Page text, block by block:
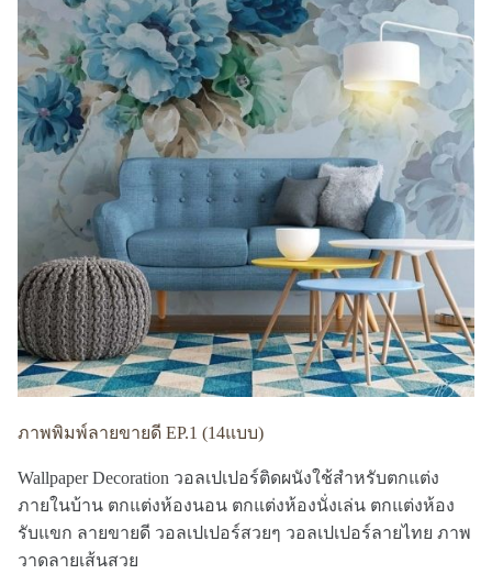
ภาพพิมพ์ลายขายดี EP.1 (14แบบ)
Wallpaper Decoration วอลเปเปอร์ติดผนังใช้สำหรับตกแต่ง
ภายในบ้าน ตกแต่งห้องนอน ตกแต่งห้องนั่งเล่น ตกแต่งห้อง
รับแขก ลายขายดี วอลเปเปอร์สวยๆ วอลเปเปอร์ลายไทย ภาพ
วาดลายเส้นสวย